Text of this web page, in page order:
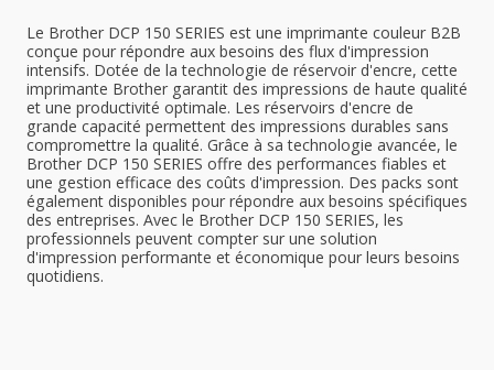
Le Brother DCP 150 SERIES est une imprimante couleur B2B
conçue pour répondre aux besoins des flux d'impression
intensifs. Dotée de la technologie de réservoir d'encre, cette
imprimante Brother garantit des impressions de haute qualité
et une productivité optimale. Les réservoirs d'encre de
grande capacité permettent des impressions durables sans
compromettre la qualité. Grâce à sa technologie avancée, le
Brother DCP 150 SERIES offre des performances fiables et
une gestion efficace des coûts d'impression. Des packs sont
également disponibles pour répondre aux besoins spécifiques
des entreprises. Avec le Brother DCP 150 SERIES, les
professionnels peuvent compter sur une solution
d'impression performante et économique pour leurs besoins
quotidiens.